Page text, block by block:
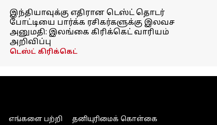
இந்தியாவுக்கு எதிரான டெஸ்ட் தொடர்
போட்டியை பார்க்க ரசிகர்களுக்கு இலவச
அனுமதி: இலங்கை கிரிக்கெட் வாரியம்
அறிவிப்பு
டெஸ்ட் கிரிக்கெட்
எங்களை பற்றி
தனியுரிமைக் கொள்கை